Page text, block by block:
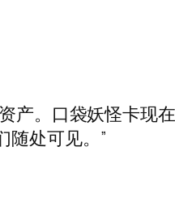
产。口袋妖怪卡现
随处可见。”